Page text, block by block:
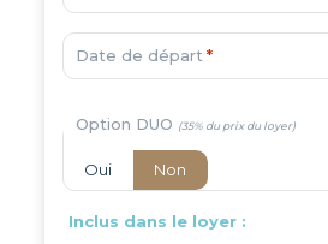
Date de départ *
Option DUO
Oui Non
Inclus dans le loyer :